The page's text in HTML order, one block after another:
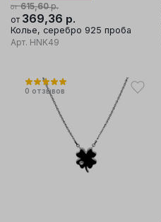
от 615,60р.
от 369,36 р.
Колье, серебро 925 проба
Арт. HNK49
0 отзывов